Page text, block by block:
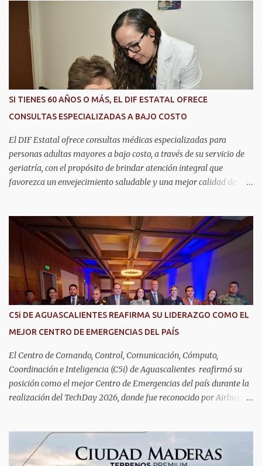
SI TIENES 60 AÑOS O MÁS, EL DIF ESTATAL OFRECE
CONSULTAS ESPECIALIZADAS A BAJO COSTO
El DIF Estatal ofrece consultas médicas especializadas para
personas adultas mayores a bajo costo, a través de su servicio de
geriatría, con el propósito de brindar atención integral que
favorezca un envejecimiento saludable y una mejor calidad de
fundamentalmente en la prevención, el diagnóstico y tratamiento
de las enfermedades más comunes en las personas mayores de 60
años, como diabetes, hipertensión, deterioro cognitivo y
alzhéimer, entre otros padecimientos. "Nuestros adultos mayores
son el corazón de muchas familias y merecen todo nuestro respeto,
cuidado y reconocimiento; por eso, en el DIF Estatal impulsamos
servicios que les ayuden a cuidar su salud y a vivir esta etapa con
presidenta del DIF Estatal. Para acceder al servicio, las y los
interesados deben acudir a la Dirección de Servi...
C5i DE AGUASCALIENTES REAFIRMA SU LIDERAZGO COMO EL
MEJOR CENTRO DE EMERGENCIAS DEL PAÍS
El Centro de Comando, Control, Comunicación, Cómputo,
Coordinación e Inteligencia (C5i) de Aguascalientes reafirmó su
posición como el mejor Centro de Emergencias del país durante la
realización del TechDay 2026, donde fue reconocido por Airbus
seguridad pública y la atención de emergencias. Este encuentro
reunió a autoridades, especialistas nacionales e internacionales y